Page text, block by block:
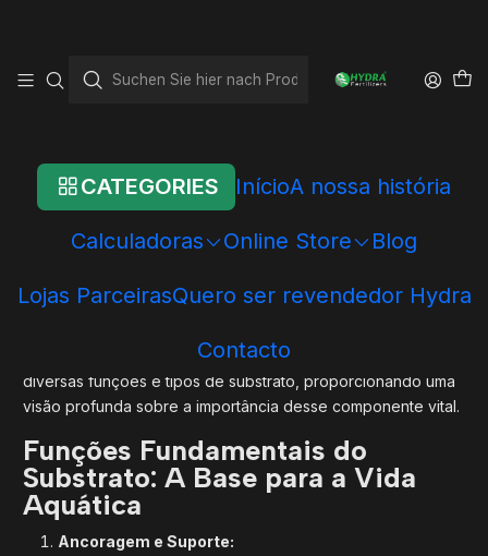
CATEGORIES InícioA nossa história
Calculadoras Online Store Blog
Lojas ParceirasQuero ser revendedor Hydra
Contacto
Vida Aquática
crucial na construção de um ambiente propício ao
aquático. Neste artigo extenso, exploraremos em detalhe as
diversas funções e tipos de substrato, proporcionando uma
visão profunda sobre a importância desse componente vital.
Funções Fundamentais do
Substrato: A Base para a Vida
Aquática
Ancoragem e Suporte: